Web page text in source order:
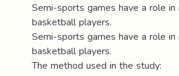
Semi-sports games have a role
basketball players.
Semi-sports games have a role
basketball players.
The method used in the study: